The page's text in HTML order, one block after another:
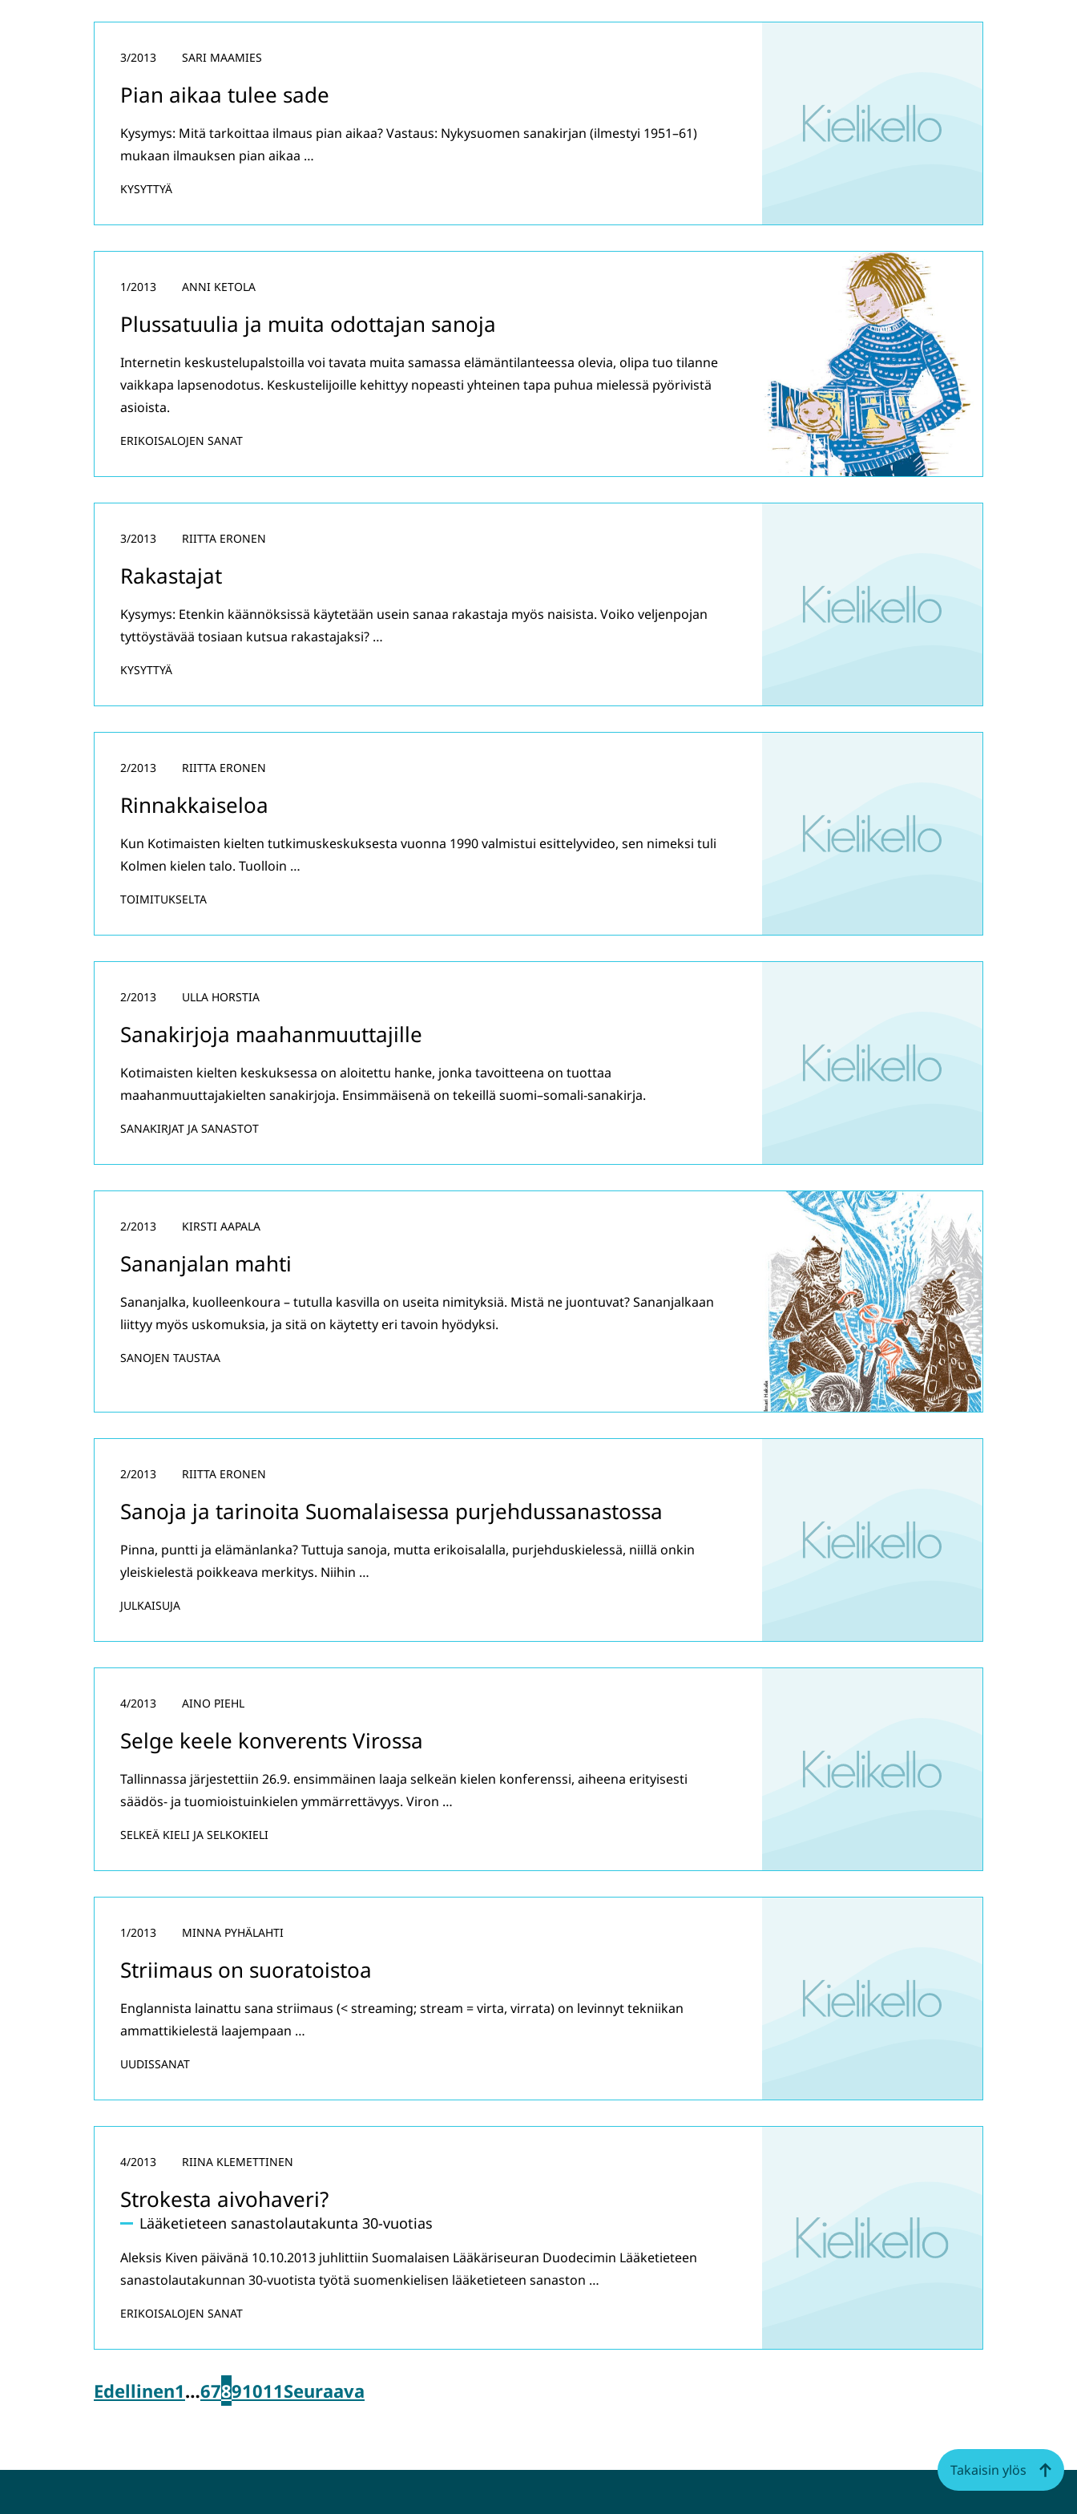
Pian aikaa tulee sade
3/2013 SARI MAAMIES
Kysymys: Mitä tarkoittaa ilmaus pian aikaa? Vastaus: Nykysuomen sanakirjan (ilmestyi 1951–61)
mukaan ilmauksen pian aikaa …
KYSYTTYÄ
Plussatuulia ja muita odottajan sanoja
1/2013 ANNI KETOLA
Internetin keskustelupalstoilla voi tavata muita samassa elämäntilanteessa olevia, olipa tuo tilanne
vaikkapa lapsenodotus. Keskustelijoille kehittyy nopeasti yhteinen tapa puhua mielessä pyörivistä
asioista.
ERIKOISALOJEN SANAT
Rakastajat
3/2013 RIITTA ERONEN
Kysymys: Etenkin käännöksissä käytetään usein sanaa rakastaja myös naisista. Voiko veljenpojan
tyttöystävää tosiaan kutsua rakastajaksi? …
KYSYTTYÄ
Rinnakkaiseloa
2/2013 RIITTA ERONEN
Kun Kotimaisten kielten tutkimuskeskuksesta vuonna 1990 valmistui esittelyvideo, sen nimeksi tuli
Kolmen kielen talo. Tuolloin …
TOIMITUKSELTA
Sanakirjoja maahanmuuttajille
2/2013 ULLA HORSTIA
Kotimaisten kielten keskuksessa on aloitettu hanke, jonka tavoitteena on tuottaa
maahanmuuttajakielten sanakirjoja. Ensimmäisenä on tekeillä suomi–somali-sanakirja.
SANAKIRJAT JA SANASTOT
Sananjalan mahti
2/2013 KIRSTI AAPALA
Sananjalka, kuolleenkoura – tutulla kasvilla on useita nimityksiä. Mistä ne juontuvat? Sananjalkaan
liittyy myös uskomuksia, ja sitä on käytetty eri tavoin hyödyksi.
SANOJEN TAUSTAA
Sanoja ja tarinoita Suomalaisessa purjehdussanastossa
2/2013 RIITTA ERONEN
Pinna, puntti ja elämänlanka? Tuttuja sanoja, mutta erikoisalalla, purjehduskielessä, niillä onkin
yleiskielestä poikkeava merkitys. Niihin …
JULKAISUJA
Selge keele konverents Virossa
4/2013 AINO PIEHL
Tallinnassa järjestettiin 26.9. ensimmäinen laaja selkeän kielen konferenssi, aiheena erityisesti
säädös- ja tuomioistuinkielen ymmärrettävyys. Viron …
SELKEÄ KIELI JA SELKOKIELI
Striimaus on suoratoistoa
1/2013 MINNA PYHÄLAHTI
Englannista lainattu sana striimaus (< streaming; stream = virta, virrata) on levinnyt tekniikan
ammattikielestä laajempaan …
UUDISSANAT
Strokesta aivohaveri?
Lääketieteen sanastolautakunta 30-vuotias
4/2013 RIINA KLEMETTINEN
Aleksis Kiven päivänä 10.10.2013 juhlittiin Suomalaisen Lääkäriseuran Duodecimin Lääketieteen
sanastolautakunnan 30-vuotista työtä suomenkielisen lääketieteen sanaston …
ERIKOISALOJEN SANAT
Edellinen1…67891011Seuraava
Takaisin ylös